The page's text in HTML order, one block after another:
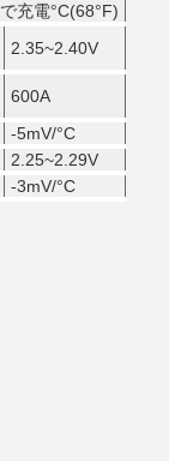
充電°C(68°F)
2.35~2.40V
600A
-5mV/°C
2.25~2.29V
-3mV/°C